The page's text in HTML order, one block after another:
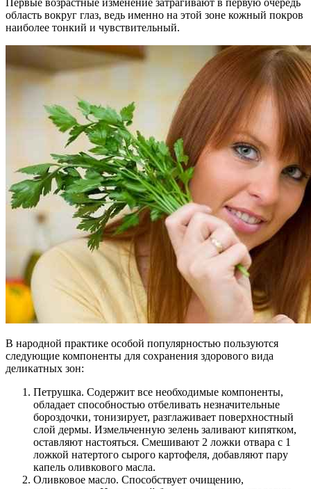
Первые возрастные изменение затрагивают в первую очередь
область вокруг глаз, ведь именно на этой зоне кожный покров
наиболее тонкий и чувствительный.
В народной практике особой популярностью пользуются
следующие компоненты для сохранения здорового вида
деликатных зон:
Петрушка. Содержит все необходимые компоненты,
обладает способностью отбеливать незначительные
бороздочки, тонизирует, разглаживает поверхностный
слой дермы. Измельченную зелень заливают кипятком,
оставляют настояться. Смешивают 2 ложки отвара с 1
ложкой натертого сырого картофеля, добавляют пару
капель оливкового масла.
Оливковое масло. Способствует очищению,